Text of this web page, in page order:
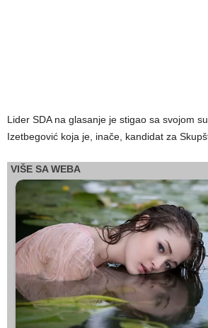
Lider SDA na glasanje je stigao sa svojom
Izetbegović koja je, inače, kandidat za